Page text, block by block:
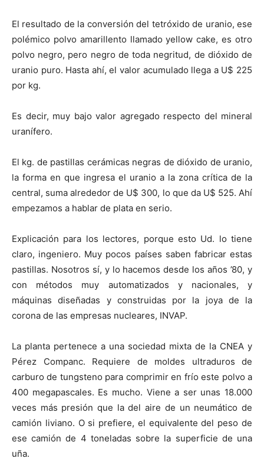
El resultado de la conversión del tetróxido de uranio, ese
polémico polvo amarillento llamado yellow cake, es otro
polvo negro, pero negro de toda negritud, de dióxido de
uranio puro. Hasta ahí, el valor acumulado llega a U$ 225
por kg.
Es decir, muy bajo valor agregado respecto del mineral
uranífero.
El kg. de pastillas cerámicas negras de dióxido de uranio,
la forma en que ingresa el uranio a la zona crítica de la
central, suma alrededor de U$ 300, lo que da U$ 525. Ahí
empezamos a hablar de plata en serio.
Explicación para los lectores, porque esto Ud. lo tiene
claro, ingeniero. Muy pocos países saben fabricar estas
pastillas. Nosotros sí, y lo hacemos desde los años ’80, y
con métodos muy automatizados y nacionales, y
máquinas diseñadas y construidas por la joya de la
corona de las empresas nucleares, INVAP.
La planta pertenece a una sociedad mixta de la CNEA y
Pérez Companc. Requiere de moldes ultraduros de
carburo de tungsteno para comprimir en frío este polvo a
400 megapascales. Es mucho. Viene a ser unas 18.000
veces más presión que la del aire de un neumático de
camión liviano. O si prefiere, el equivalente del peso de
ese camión de 4 toneladas sobre la superficie de una
uña.